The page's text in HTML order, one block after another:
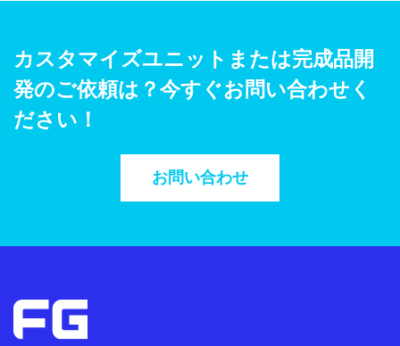
カスタマイズユニットまたは完成品開
発のご依頼は？今すぐお問い合わせく
ださい！
お問い合わせ